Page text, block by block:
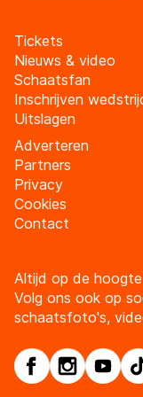
Tickets
Nieuws & video
Schaatsfan
Inschrijven
Uitslagen
Adverteren
Partners
Privacy
Cookies
Contact
Altijd op de
Volg ons ook op
schaatsfoto's,